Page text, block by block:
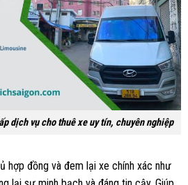
dịch vụ cho thuê xe uy tín, chuyên nghiệp
hợp đồng và đem lại xe chính xác như